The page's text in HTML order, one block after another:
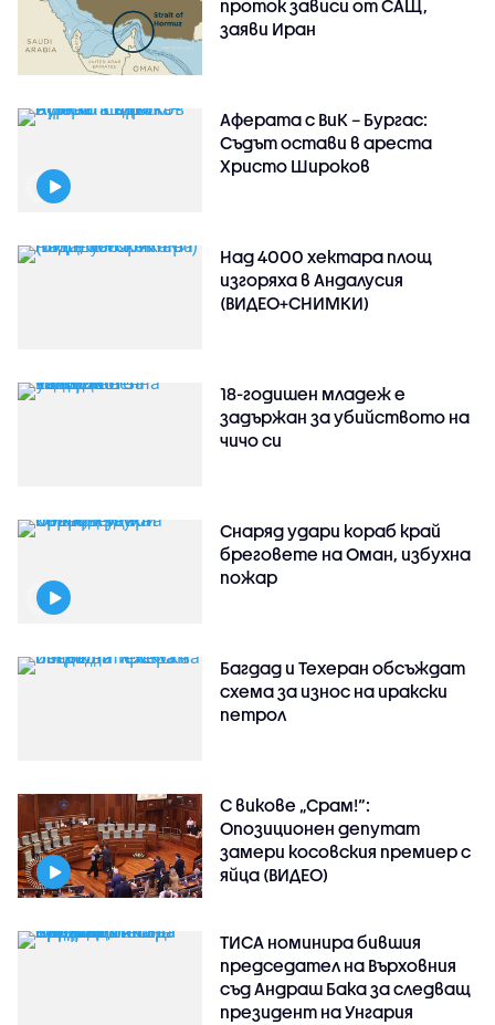
проток зависи от САЩ,
заяви Иран
Аферата с ВиК – Бургас:
Съдът остави в ареста
Христо Широков
Над 4000 хектара площ
изгоряха в Андалусия
(ВИДЕО+СНИМКИ)
18-годишен младеж е
задържан за убийството на
чичо си
Снаряд удари кораб край
бреговете на Оман, избухна
пожар
Багдад и Техеран обсъждат
схема за износ на иракски
петрол
С викове „Срам!“:
Опозиционен депутат
замери косовския премиер с
яйца (ВИДЕО)
ТИСА номинира бившия
председател на Върховния
съд Андраш Бака за следващ
президент на Унгария